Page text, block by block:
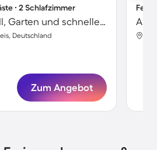
∙ 2 Schlafzimmer
Wohnung mit Grill, Garten und schnellem Internet | Gartenblick | Ideal für Homeoffice
Deutschland
Zum Angebot